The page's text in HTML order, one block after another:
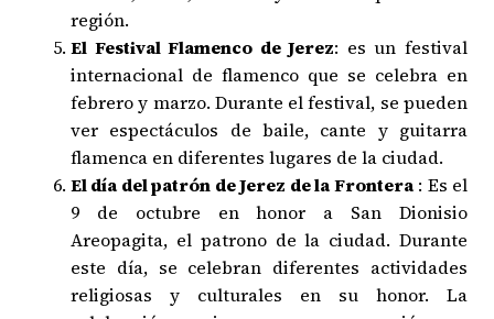
región.
El Festival Flamenco de Jerez: es un festival
internacional de flamenco que se celebra en
febrero y marzo. Durante el festival, se pueden
ver espectáculos de baile, cante y guitarra
flamenca en diferentes lugares de la ciudad.
El día del patrón de Jerez de la Frontera: Es el
9 de octubre en honor a San Dionisio
Areopagita, el patrono de la ciudad. Durante
este día, se celebran diferentes actividades
religiosas y culturales en su honor. La